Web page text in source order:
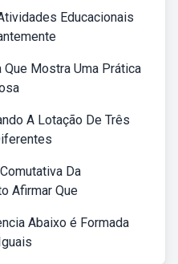
Educacionais
Mostra Uma Prática
A Lotação De Três
Da
Afirmar Que
Abaixo é Formada